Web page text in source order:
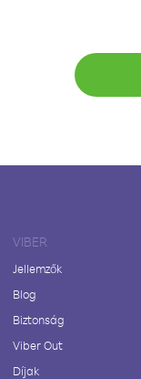
VIBER
Jellemzők
Blog
Biztonság
Viber Out
Díjak